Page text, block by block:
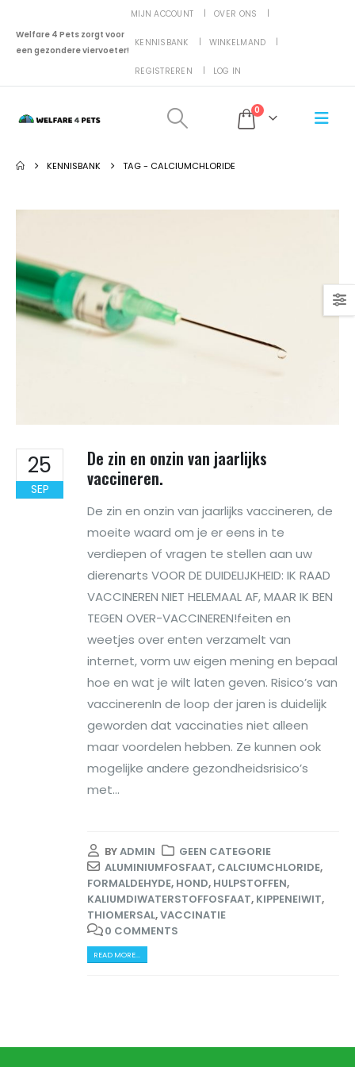
Welfare 4 Pets zorgt voor
een gezondere viervoeter!
MIJN ACCOUNT OVER ONS
KENNISBANK WINKELMAND
REGISTREREN LOG IN
0
KENNISBANK TAG - CALCIUMCHLORIDE
25
SEP
De zin en onzin van jaarlijks
vaccineren.
De zin en onzin van jaarlijks vaccineren, de
moeite waard om je er eens in te
verdiepen of vragen te stellen aan uw
dierenarts VOOR DE DUIDELIJKHEID: IK RAAD
VACCINEREN NIET HELEMAAL AF, MAAR IK BEN
TEGEN OVER-VACCINEREN!feiten en
weetjes over enten verzamelt van
internet, vorm uw eigen mening en bepaal
hoe en wat je wilt laten geven. Risico’s van
vaccinerenIn de loop der jaren is duidelijk
geworden dat vaccinaties niet alleen
maar voordelen hebben. Ze kunnen ook
mogelijke andere gezondheidsrisico’s
met...
BYADMIN
GEEN CATEGORIE
ALUMINIUMFOSFAAT, CALCIUMCHLORIDE,
FORMALDEHYDE, HOND, HULPSTOFFEN,
KALIUMDIWATERSTOFFOSFAAT, KIPPENEIWIT,
THIOMERSAL,VACCINATIE
0 COMMENTS
READ MORE...